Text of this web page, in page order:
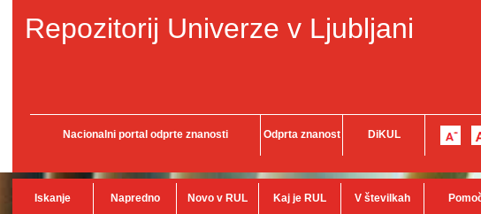
Repozitorij Univerze v Ljubljani
Nacionalni portal odprte znanosti Odprta znanost DiKUL
Iskanje Napredno Novo v RUL Kaj je RUL V številkah